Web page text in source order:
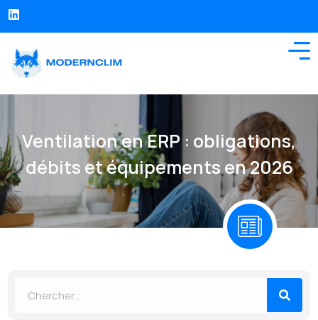
Ventilation en ERP : obligations,
débits et équipements en 2026